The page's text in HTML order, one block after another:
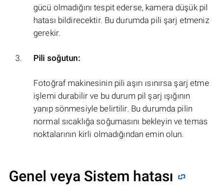
gücü olmadığını tespit ederse, kamera düşük pil
hatası bildirecektir. Bu durumda pili şarj etmeniz
gerekir.
Pili soğutun:
Fotoğraf makinesinin pili aşırı ısınırsa şarj etme
işlemi durabilir ve bu durum pil şarj ışığının
yanıp sönmesiyle belirtilir. Bu durumda pilin
normal sıcaklığa soğumasını bekleyin ve temas
noktalarının kirli olmadığından emin olun.
Genel veya Sistem hatası